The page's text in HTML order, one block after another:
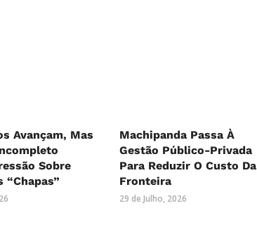
Avançam, Mas
Sobre
“Chapas”
Machipanda Passa À
Gestão Público-Privada
Para Reduzir O Custo Da
Fronteira
29 de Julho, 2026